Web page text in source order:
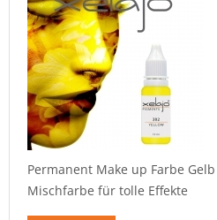
Permanent Make up Farbe
Mischfarbe für tolle Effekte